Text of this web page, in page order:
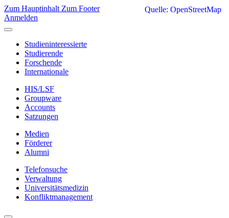
Zum Hauptinhalt Zum Footer
Anmelden
Studieninteressierte
Studierende
Forschende
Internationale
HIS/LSF
Groupware
Accounts
Satzungen
Medien
Förderer
Alumni
Telefonsuche
Verwaltung
Universitätsmedizin
Konfliktmanagement
Quelle: OpenStreetMap